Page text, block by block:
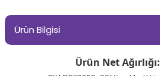
Ürün Bilgisi
Ürün Net Ağırlığı: